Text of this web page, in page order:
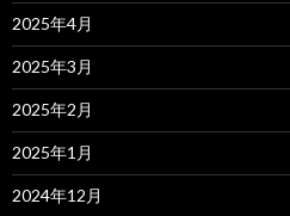
2025年4月
2025年3月
2025年2月
2025年1月
2024年12月